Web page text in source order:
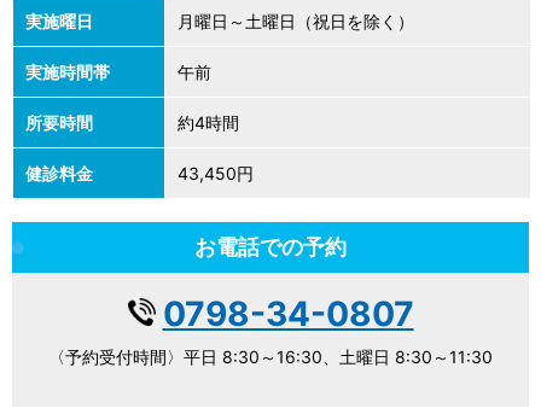
実施曜日 月曜日～土曜日（祝日を除く）
実施時間帯 午前
所要時間 約4時間
健診料金 43,450円
お電話での予約
0798-34-0807
〈予約受付時間〉平日 8:30～16:30、土曜日 8:30～11:30